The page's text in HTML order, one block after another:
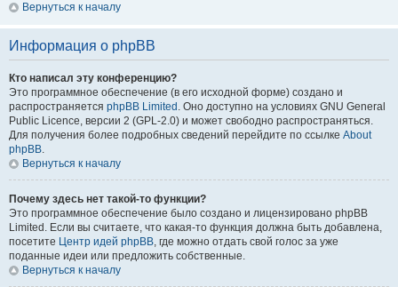
Вернуться к началу
Информация о phpBB
Кто написал эту конференцию?
Это программное обеспечение (в его исходной форме) создано и
распространяется phpBB Limited . Оно доступно на условиях GNU General
Public Licence, версии 2 (GPL-2.0) и может свободно распространяться.
Для получения более подробных сведений перейдите по ссылке About
phpBB.
Вернуться к началу
Почему здесь нет такой-то функции?
Это программное обеспечение было создано и лицензировано phpBB
Limited. Если вы считаете, что какая-то функция должна быть добавлена,
посетите Центр идей phpBB, где можно отдать свой голос за уже
поданные идеи или предложить собственные.
Вернуться к началу